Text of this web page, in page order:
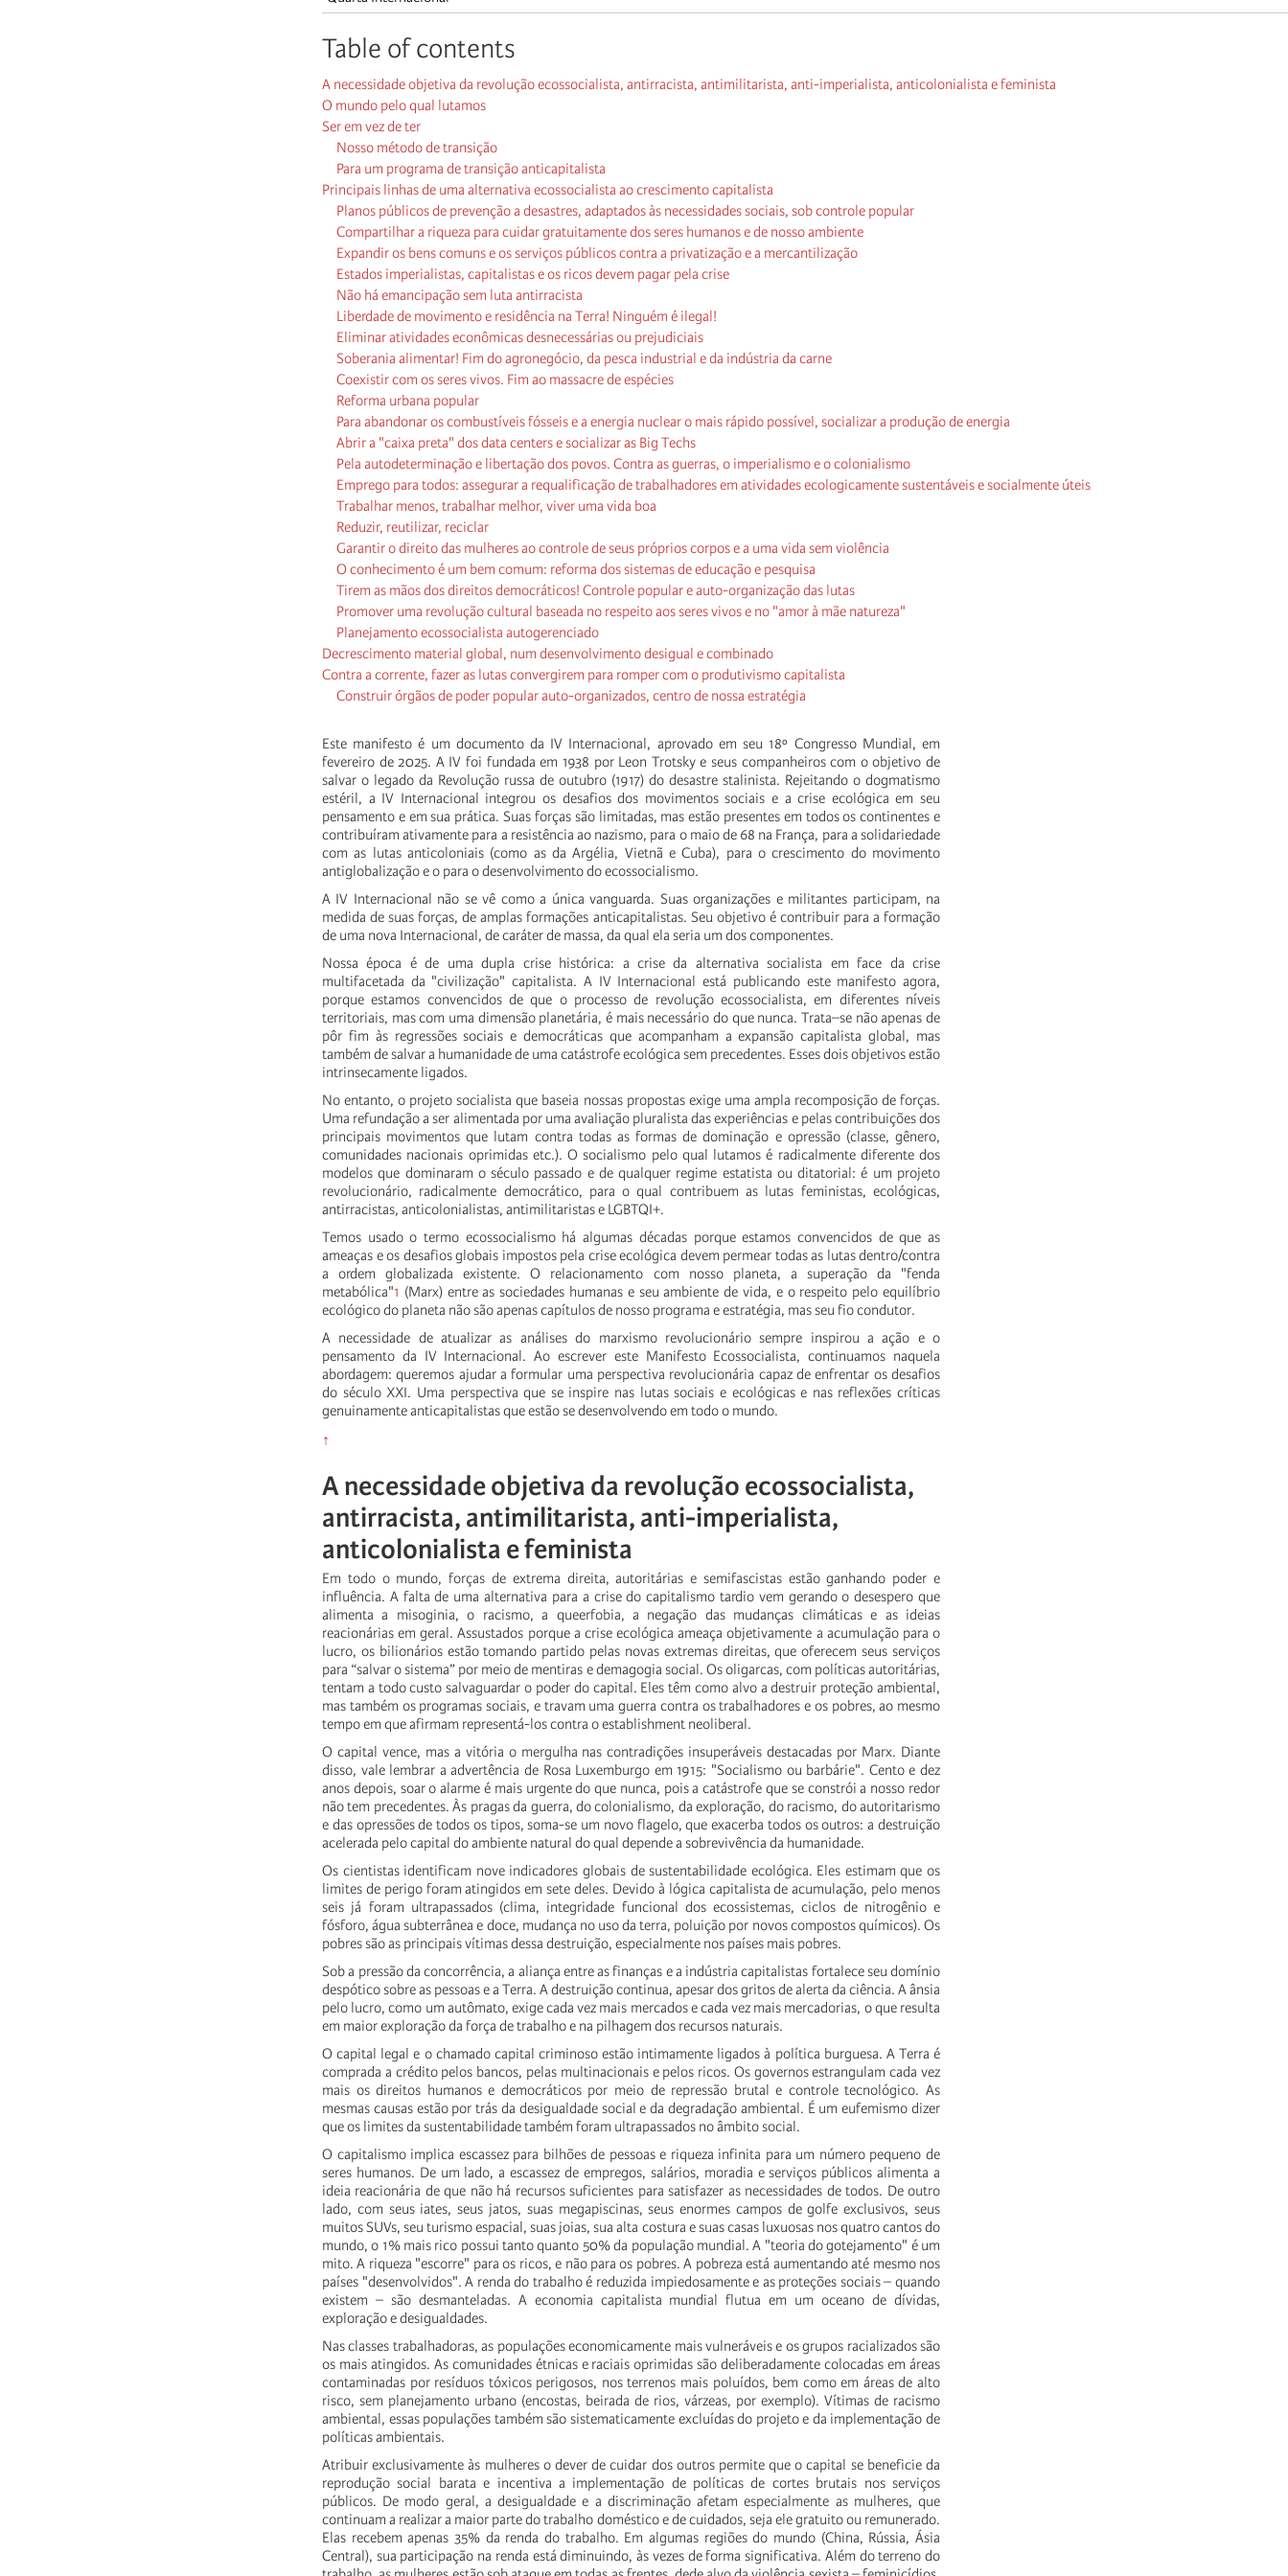
Table of contents
A necessidade objetiva da revolução ecossocialista, antirracista, antimilitarista, anti-imperialista, anticolonialista e feminista
O mundo pelo qual lutamos
Ser em vez de ter
Nosso método de transição
Para um programa de transição anticapitalista
Principais linhas de uma alternativa ecossocialista ao crescimento capitalista
Planos públicos de prevenção a desastres, adaptados às necessidades sociais, sob controle popular
Compartilhar a riqueza para cuidar gratuitamente dos seres humanos e de nosso ambiente
Expandir os bens comuns e os serviços públicos contra a privatização e a mercantilização
Estados imperialistas, capitalistas e os ricos devem pagar pela crise
Não há emancipação sem luta antirracista
Liberdade de movimento e residência na Terra! Ninguém é ilegal!
Eliminar atividades econômicas desnecessárias ou prejudiciais
Soberania alimentar! Fim do agronegócio, da pesca industrial e da indústria da carne
Coexistir com os seres vivos. Fim ao massacre de espécies
Reforma urbana popular
Para abandonar os combustíveis fósseis e a energia nuclear o mais rápido possível, socializar a produção de energia
Abrir a "caixa preta" dos data centers e socializar as Big Techs
Pela autodeterminação e libertação dos povos. Contra as guerras, o imperialismo e o colonialismo
Emprego para todos: assegurar a requalificação de trabalhadores em atividades ecologicamente sustentáveis e socialmente úteis
Trabalhar menos, trabalhar melhor, viver uma vida boa
Reduzir, reutilizar, reciclar
Garantir o direito das mulheres ao controle de seus próprios corpos e a uma vida sem violência
O conhecimento é um bem comum: reforma dos sistemas de educação e pesquisa
Tirem as mãos dos direitos democráticos! Controle popular e auto-organização das lutas
Promover uma revolução cultural baseada no respeito aos seres vivos e no "amor à mãe natureza"
Planejamento ecossocialista autogerenciado
Decrescimento material global, num desenvolvimento desigual e combinado
Contra a corrente, fazer as lutas convergirem para romper com o produtivismo capitalista
Construir órgãos de poder popular auto-organizados, centro de nossa estratégia
Este manifesto é um documento da IV Internacional, aprovado em seu 18º Congresso Mundial, em
fevereiro de 2025. A IV foi fundada em 1938 por Leon Trotsky e seus companheiros com o objetivo de
salvar o legado da Revolução russa de outubro (1917) do desastre stalinista. Rejeitando o dogmatismo
estéril, a IV Internacional integrou os desafios dos movimentos sociais e a crise ecológica em seu
pensamento e em sua prática. Suas forças são limitadas, mas estão presentes em todos os continentes e
contribuíram ativamente para a resistência ao nazismo, para o maio de 68 na França, para a solidariedade
com as lutas anticoloniais (como as da Argélia, Vietnã e Cuba), para o crescimento do movimento
antiglobalização e o para o desenvolvimento do ecossocialismo.
A IV Internacional não se vê como a única vanguarda. Suas organizações e militantes participam, na
medida de suas forças, de amplas formações anticapitalistas. Seu objetivo é contribuir para a formação
de uma nova Internacional, de caráter de massa, da qual ela seria um dos componentes.
Nossa época é de uma dupla crise histórica: a crise da alternativa socialista em face da crise
multifacetada da "civilização" capitalista. A IV Internacional está publicando este manifesto agora,
porque estamos convencidos de que o processo de revolução ecossocialista, em diferentes níveis
territoriais, mas com uma dimensão planetária, é mais necessário do que nunca. Trata–se não apenas de
pôr fim às regressões sociais e democráticas que acompanham a expansão capitalista global, mas
também de salvar a humanidade de uma catástrofe ecológica sem precedentes. Esses dois objetivos estão
intrinsecamente ligados.
No entanto, o projeto socialista que baseia nossas propostas exige uma ampla recomposição de forças.
Uma refundação a ser alimentada por uma avaliação pluralista das experiências e pelas contribuições dos
principais movimentos que lutam contra todas as formas de dominação e opressão (classe, gênero,
comunidades nacionais oprimidas etc.). O socialismo pelo qual lutamos é radicalmente diferente dos
modelos que dominaram o século passado e de qualquer regime estatista ou ditatorial: é um projeto
revolucionário, radicalmente democrático, para o qual contribuem as lutas feministas, ecológicas,
antirracistas, anticolonialistas, antimilitaristas e LGBTQI+.
Temos usado o termo ecossocialismo há algumas décadas porque estamos convencidos de que as
ameaças e os desafios globais impostos pela crise ecológica devem permear todas as lutas dentro/contra
a ordem globalizada existente. O relacionamento com nosso planeta, a superação da "fenda
metabólica"1 (Marx) entre as sociedades humanas e seu ambiente de vida, e o respeito pelo equilíbrio
ecológico do planeta não são apenas capítulos de nosso programa e estratégia, mas seu fio condutor.
A necessidade de atualizar as análises do marxismo revolucionário sempre inspirou a ação e o
pensamento da IV Internacional. Ao escrever este Manifesto Ecossocialista, continuamos naquela
abordagem: queremos ajudar a formular uma perspectiva revolucionária capaz de enfrentar os desafios
do século XXI. Uma perspectiva que se inspire nas lutas sociais e ecológicas e nas reflexões críticas
genuinamente anticapitalistas que estão se desenvolvendo em todo o mundo.
↑
A necessidade objetiva da revolução ecossocialista,
antirracista, antimilitarista, anti-imperialista,
anticolonialista e feminista
Em todo o mundo, forças de extrema direita, autoritárias e semifascistas estão ganhando poder e
influência. A falta de uma alternativa para a crise do capitalismo tardio vem gerando o desespero que
alimenta a misoginia, o racismo, a queerfobia, a negação das mudanças climáticas e as ideias
reacionárias em geral. Assustados porque a crise ecológica ameaça objetivamente a acumulação para o
lucro, os bilionários estão tomando partido pelas novas extremas direitas, que oferecem seus serviços
para “salvar o sistema” por meio de mentiras e demagogia social. Os oligarcas, com políticas autoritárias,
tentam a todo custo salvaguardar o poder do capital. Eles têm como alvo a destruir proteção ambiental,
mas também os programas sociais, e travam uma guerra contra os trabalhadores e os pobres, ao mesmo
tempo em que afirmam representá-los contra o establishment neoliberal.
O capital vence, mas a vitória o mergulha nas contradições insuperáveis destacadas por Marx. Diante
disso, vale lembrar a advertência de Rosa Luxemburgo em 1915: "Socialismo ou barbárie". Cento e dez
anos depois, soar o alarme é mais urgente do que nunca, pois a catástrofe que se constrói a nosso redor
não tem precedentes. Às pragas da guerra, do colonialismo, da exploração, do racismo, do autoritarismo
e das opressões de todos os tipos, soma-se um novo flagelo, que exacerba todos os outros: a destruição
acelerada pelo capital do ambiente natural do qual depende a sobrevivência da humanidade.
Os cientistas identificam nove indicadores globais de sustentabilidade ecológica. Eles estimam que os
limites de perigo foram atingidos em sete deles. Devido à lógica capitalista de acumulação, pelo menos
seis já foram ultrapassados (clima, integridade funcional dos ecossistemas, ciclos de nitrogênio e
fósforo, água subterrânea e doce, mudança no uso da terra, poluição por novos compostos químicos). Os
pobres são as principais vítimas dessa destruição, especialmente nos países mais pobres.
Sob a pressão da concorrência, a aliança entre as finanças e a indústria capitalistas fortalece seu domínio
despótico sobre as pessoas e a Terra. A destruição continua, apesar dos gritos de alerta da ciência. A ânsia
pelo lucro, como um autômato, exige cada vez mais mercados e cada vez mais mercadorias, o que resulta
em maior exploração da força de trabalho e na pilhagem dos recursos naturais.
O capital legal e o chamado capital criminoso estão intimamente ligados à política burguesa. A Terra é
comprada a crédito pelos bancos, pelas multinacionais e pelos ricos. Os governos estrangulam cada vez
mais os direitos humanos e democráticos por meio de repressão brutal e controle tecnológico. As
mesmas causas estão por trás da desigualdade social e da degradação ambiental. É um eufemismo dizer
que os limites da sustentabilidade também foram ultrapassados no âmbito social.
O capitalismo implica escassez para bilhões de pessoas e riqueza infinita para um número pequeno de
seres humanos. De um lado, a escassez de empregos, salários, moradia e serviços públicos alimenta a
ideia reacionária de que não há recursos suficientes para satisfazer as necessidades de todos. De outro
lado, com seus iates, seus jatos, suas megapiscinas, seus enormes campos de golfe exclusivos, seus
muitos SUVs, seu turismo espacial, suas joias, sua alta costura e suas casas luxuosas nos quatro cantos do
mundo, o 1% mais rico possui tanto quanto 50% da população mundial. A "teoria do gotejamento" é um
mito. A riqueza "escorre" para os ricos, e não para os pobres. A pobreza está aumentando até mesmo nos
países "desenvolvidos". A renda do trabalho é reduzida impiedosamente e as proteções sociais – quando
existem – são desmanteladas. A economia capitalista mundial flutua em um oceano de dívidas,
exploração e desigualdades.
Nas classes trabalhadoras, as populações economicamente mais vulneráveis e os grupos racializados são
os mais atingidos. As comunidades étnicas e raciais oprimidas são deliberadamente colocadas em áreas
contaminadas por resíduos tóxicos perigosos, nos terrenos mais poluídos, bem como em áreas de alto
risco, sem planejamento urbano (encostas, beirada de rios, várzeas, por exemplo). Vítimas de racismo
ambiental, essas populações também são sistematicamente excluídas do projeto e da implementação de
políticas ambientais.
Atribuir exclusivamente às mulheres o dever de cuidar dos outros permite que o capital se beneficie da
reprodução social barata e incentiva a implementação de políticas de cortes brutais nos serviços
públicos. De modo geral, a desigualdade e a discriminação afetam especialmente as mulheres, que
continuam a realizar a maior parte do trabalho doméstico e de cuidados, seja ele gratuito ou remunerado.
Elas recebem apenas 35% da renda do trabalho. Em algumas regiões do mundo (China, Rússia, Ásia
Central), sua participação na renda está diminuindo, às vezes de forma significativa. Além do terreno do